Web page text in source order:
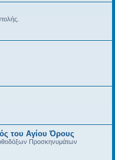
του Αγίου Όρους
Προσκηνυμάτων